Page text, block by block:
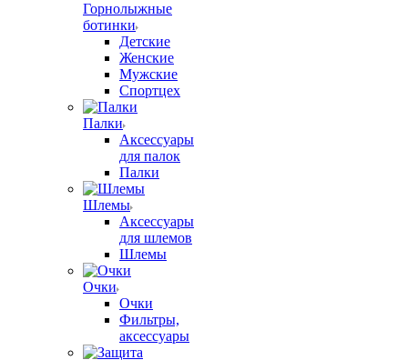
Горнолыжные
ботинки
Детские
Женские
Мужские
Спортцех
Палки
Аксессуары
для палок
Палки
Шлемы
Аксессуары
для шлемов
Шлемы
Очки
Очки
Фильтры,
аксессуары